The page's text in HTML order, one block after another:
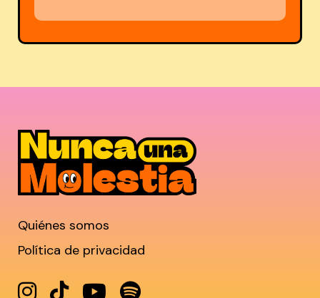
Quiénes somos
Política de privacidad